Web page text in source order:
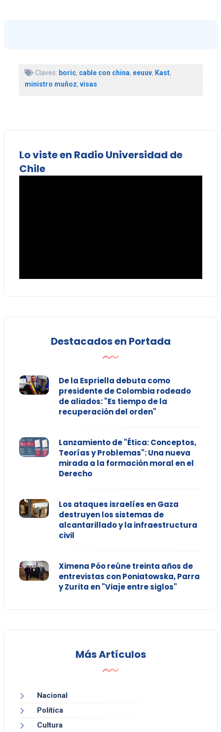
Claves: boric, cable con china, eeuuv, Kast,
ministro muñoz, visas
Lo viste en Radio Universidad de
Chile
Destacados en Portada
De la Espriella debuta como
presidente de Colombia rodeado
de aliados: "Es tiempo de la
recuperación del orden"
Lanzamiento de "Ética: Conceptos,
Teorías y Problemas": Una nueva
mirada a la formación moral en el
Derecho
Los ataques israelíes en Gaza
destruyen los sistemas de
alcantarillado y la infraestructura
civil
Ximena Póo reúne treinta años de
entrevistas con Poniatowska, Parra
y Zurita en "Viaje entre siglos"
Más Artículos
Nacional
Política
Cultura